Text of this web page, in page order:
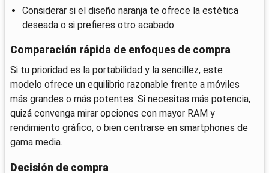
Considerar si el diseño naranja te ofrece la estética
deseada o si prefieres otro acabado.
Comparación rápida de enfoques de compra
Si tu prioridad es la portabilidad y la sencillez, este
modelo ofrece un equilibrio razonable frente a móviles
más grandes o más potentes. Si necesitas más potencia,
quizá convenga mirar opciones con mayor RAM y
rendimiento gráfico, o bien centrarse en smartphones de
gama media.
Decisión de compra